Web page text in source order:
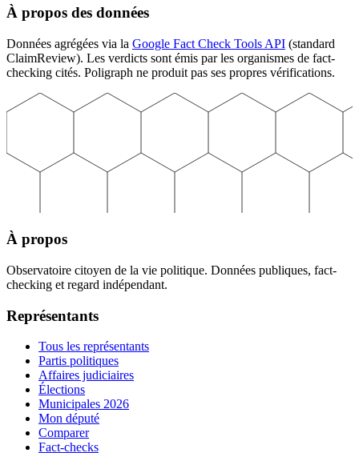
À propos des données
Données agrégées via la Google Fact Check Tools API (standard
ClaimReview). Les verdicts sont émis par les organismes de fact-
checking cités. Poligraph ne produit pas ses propres vérifications.
À propos
Observatoire citoyen de la vie politique. Données publiques, fact-
checking et regard indépendant.
Représentants
Tous les représentants
Partis politiques
Affaires judiciaires
Élections
Municipales 2026
Mon député
Comparer
Fact-checks